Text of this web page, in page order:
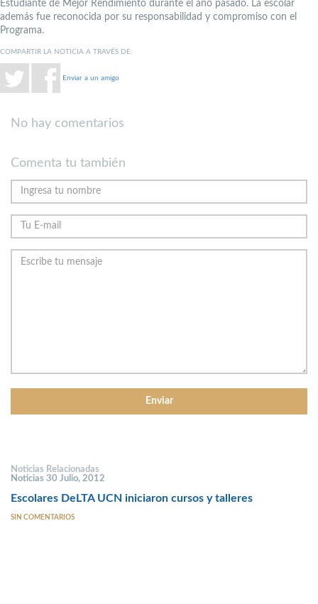
Estudiante de Mejor Rendimiento durante el año pasado. La escolar
además fue reconocida por su responsabilidad y compromiso con el
Programa.
COMPARTIR LA NOTICIA A TRAVÉS DE:
Enviar a un amigo
No hay comentarios
Comenta tu también
Noticias Relacionadas
Noticias 30 Julio, 2012
Escolares DeLTA UCN iniciaron cursos y talleres
SIN COMENTARIOS